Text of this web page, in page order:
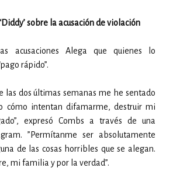
sobre la acusación de violación
acusaciones Alega que quienes lo
rápido”.
las dos últimas semanas me he sentado
cómo intentan difamarme, destruir mi
expresó Combs a través de una
”Permítanme ser absolutamente
de las cosas horribles que se alegan.
mi familia y por la verdad”.